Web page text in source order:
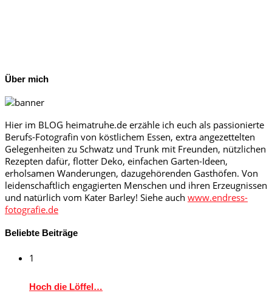
Über mich
Hier im BLOG heimatruhe.de erzähle ich euch als passionierte
Berufs-Fotografin von köstlichem Essen, extra angezettelten
Gelegenheiten zu Schwatz und Trunk mit Freunden, nützlichen
Rezepten dafür, flotter Deko, einfachen Garten-Ideen,
erholsamen Wanderungen, dazugehörenden Gasthöfen. Von
leidenschaftlich engagierten Menschen und ihren Erzeugnissen
und natürlich vom Kater Barley! Siehe auch www.endress-
fotografie.de
Beliebte Beiträge
1
Hoch die Löffel…